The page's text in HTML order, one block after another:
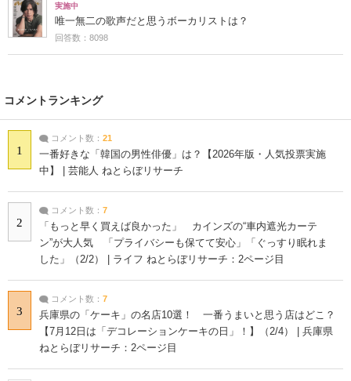
実施中
唯一無二の歌声だと思うボーカリストは？
回答数：8098
コメントランキング
1
コメント数： 21
一番好きな「韓国の男性俳優」は？【2026年版・人気投票実施
中】 | 芸能人 ねとらぼリサーチ
2
コメント数： 7
「もっと早く買えば良かった」 カインズの“車内遮光カーテ
ン”が大人気 「プライバシーも保てて安心」「ぐっすり眠れま
した」（2/2） | ライフ ねとらぼリサーチ：2ページ目
3
コメント数： 7
兵庫県の「ケーキ」の名店10選！ 一番うまいと思う店はどこ？
【7月12日は「デコレーションケーキの日」！】（2/4） | 兵庫県
ねとらぼリサーチ：2ページ目